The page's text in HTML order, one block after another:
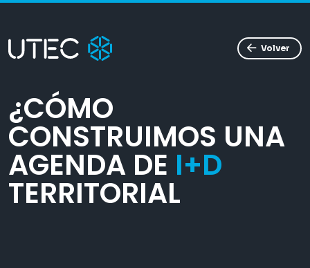
Volver
¿CÓMO
CONSTRUIMOS UNA
AGENDA DE I+D
TERRITORIAL